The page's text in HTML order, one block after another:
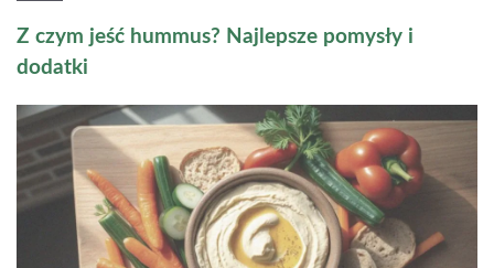
Z czym jeść hummus? Najlepsze pomysły i
dodatki